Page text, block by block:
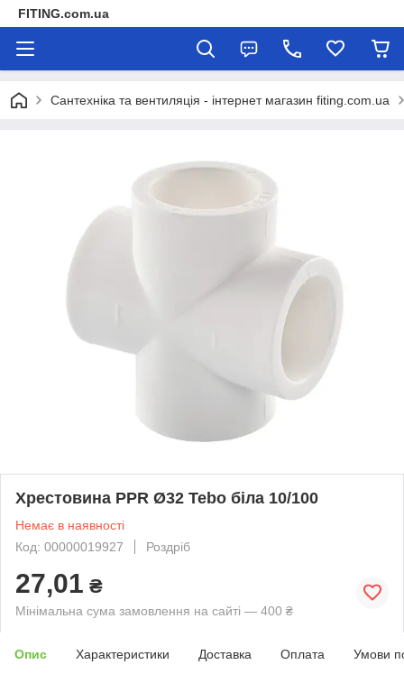
FITING.com.ua
Сантехніка та вентиляція - інтернет магазин fiting.com.ua
Хрестовина PPR Ø32 Tebo біла 10/100
Немає в наявності
Код: 00000019927
Роздріб
27,01 ₴
Мінімальна сума замовлення на сайті — 400 ₴
Опис Характеристики Доставка Оплата Умови